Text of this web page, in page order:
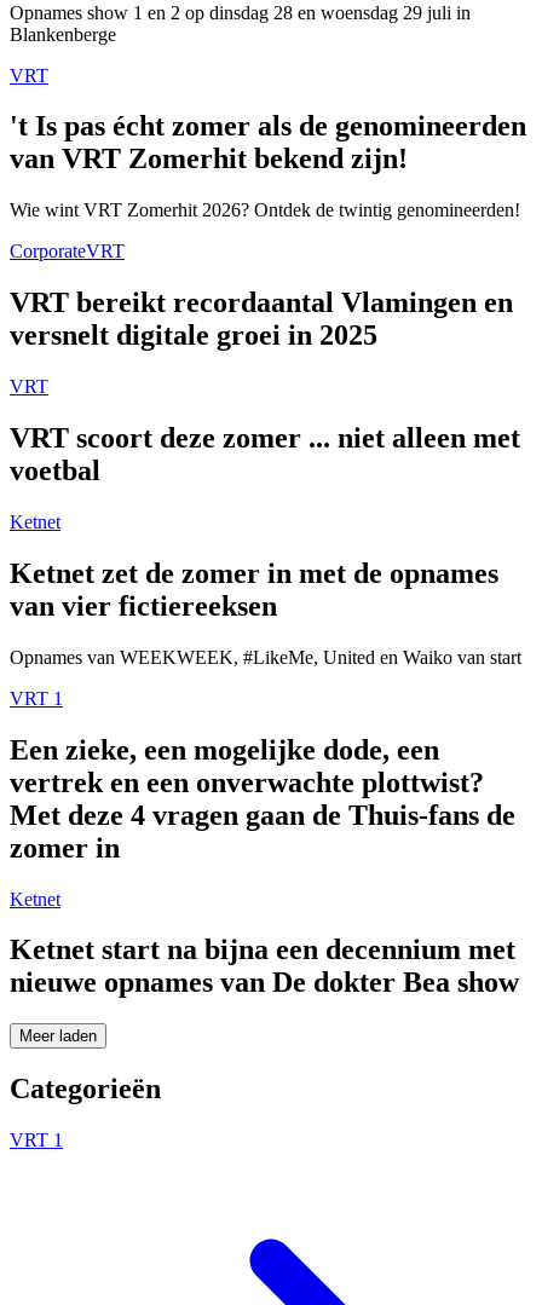
Opnames show 1 en 2 op dinsdag 28 en woensdag 29 juli in
Blankenberge
VRT
't Is pas écht zomer als de genomineerden
van VRT Zomerhit bekend zijn!
Wie wint VRT Zomerhit 2026? Ontdek de twintig genomineerden!
CorporateVRT
VRT bereikt recordaantal Vlamingen en
versnelt digitale groei in 2025
VRT
VRT scoort deze zomer ... niet alleen met
voetbal
Ketnet
Ketnet zet de zomer in met de opnames
van vier fictiereeksen
Opnames van WEEKWEEK, #LikeMe, United en Waiko van start
VRT 1
Een zieke, een mogelijke dode, een
vertrek en een onverwachte plottwist?
Met deze 4 vragen gaan de Thuis-fans de
zomer in
Ketnet
Ketnet start na bijna een decennium met
nieuwe opnames van De dokter Bea show
Meer laden
Categorieën
VRT 1